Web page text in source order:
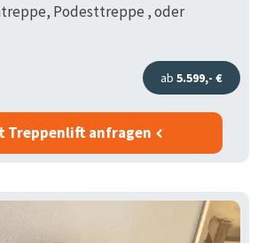
Podesttreppe , oder
ab 5.599,- €
Treppenlift anfragen